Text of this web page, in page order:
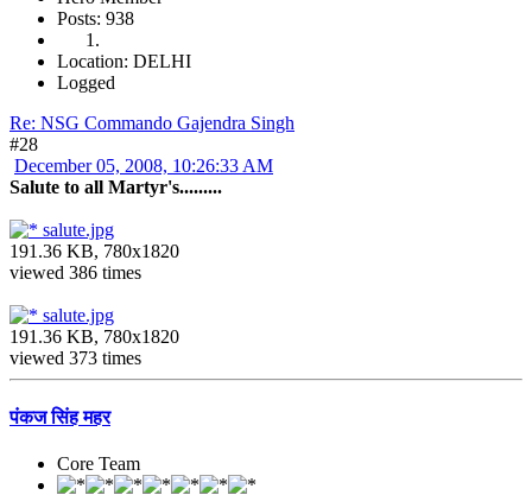
Posts: 938
Location: DELHI
Logged
Re: NSG Commando Gajendra Singh
#28
December 05, 2008, 10:26:33 AM
Salute to all Martyr's.........
salute.jpg
191.36 KB, 780x1820
viewed 386 times
salute.jpg
191.36 KB, 780x1820
viewed 373 times
पंकज सिंह महर
Core Team